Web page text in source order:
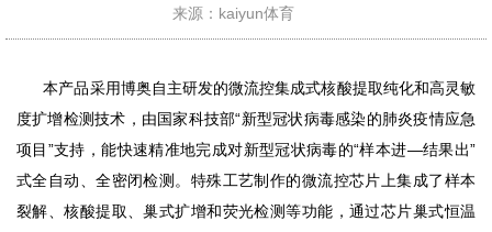
来源：kaiyun体育
本产品采用博奥自主研发的微流控集成式核酸提取纯化和高灵敏
度扩增检测技术，由国家科技部“新型冠状病毒感染的肺炎疫情应急
项目”支持，能快速精准地完成对新型冠状病毒的“样本进—结果出”
式全自动、全密闭检测。特殊工艺制作的微流控芯片上集成了样本
裂解、核酸提取、巢式扩增和荧光检测等功能，通过芯片巢式恒温